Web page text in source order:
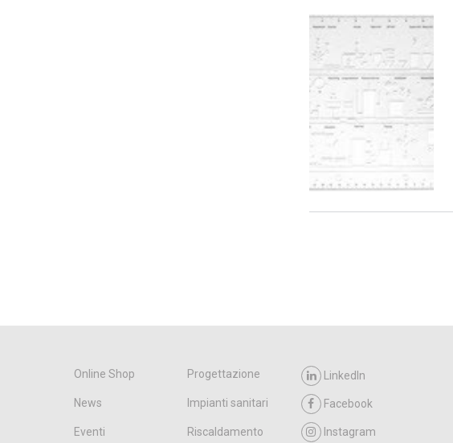
Online Shop Progettazione
News Impianti sanitari
Eventi Riscaldamento
LinkedIn
Facebook
Instagram